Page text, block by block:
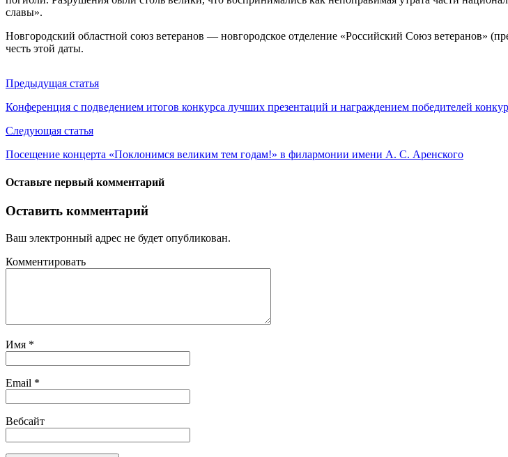
славы».
Новгородский областной союз ветеранов — новгородское отделение «Российский Союз ветеранов»
честь этой даты.
Предыдущая статья
Конференция с подведением итогов конкурса лучших презентаций и награждением победителей
Следующая статья
Посещение концерта «Поклонимся великим тем годам!» в филармонии имени А. С. Аренского
Оставьте первый комментарий
Оставить комментарий
Ваш электронный адрес не будет опубликован.
Комментировать
Имя *
Email *
Вебсайт